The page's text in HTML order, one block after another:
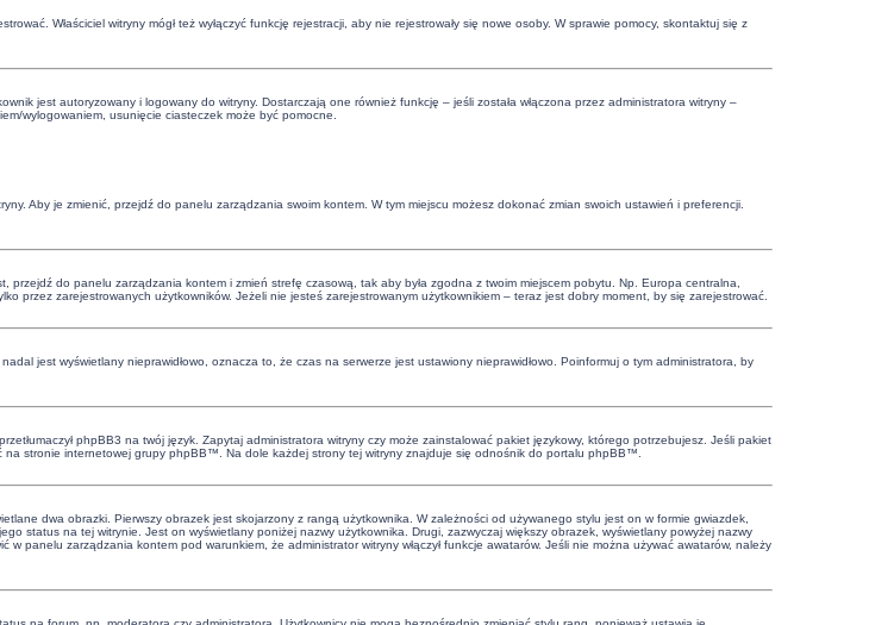
Właściciel witryny mógł też wyłączyć funkcję rejestracji, aby nie rejestrowały się nowe osoby. W sprawie pomocy, skontaktuj się z
jest autoryzowany i logowany do witryny. Dostarczają one również funkcję – jeśli została włączona przez administratora witryny –
wylogowaniem, usunięcie ciasteczek może być pomocne.
Aby je zmienić, przejdź do panelu zarządzania swoim kontem. W tym miejscu możesz dokonać zmian swoich ustawień i preferencji.
do panelu zarządzania kontem i zmień strefę czasową, tak aby była zgodna z twoim miejscem pobytu. Np. Europa centralna,
przez zarejestrowanych użytkowników. Jeżeli nie jesteś zarejestrowanym użytkownikiem – teraz jest dobry moment, by się zarejestrować.
jest wyświetlany nieprawidłowo, oznacza to, że czas na serwerze jest ustawiony nieprawidłowo. Poinformuj o tym administratora, by
phpBB3 na twój język. Zapytaj administratora witryny czy może zainstalować pakiet językowy, którego potrzebujesz. Jeśli pakiet
stronie internetowej grupy phpBB™. Na dole każdej strony tej witryny znajduje się odnośnik do portalu phpBB™.
dwa obrazki. Pierwszy obrazek jest skojarzony z rangą użytkownika. W zależności od używanego stylu jest on w formie gwiazdek,
status na tej witrynie. Jest on wyświetlany poniżej nazwy użytkownika. Drugi, zazwyczaj większy obrazek, wyświetlany powyżej nazwy
panelu zarządzania kontem pod warunkiem, że administrator witryny włączył funkcje awatarów. Jeśli nie można używać awatarów, należy